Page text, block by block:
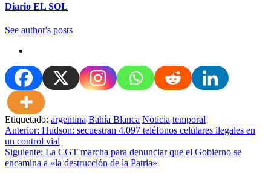
Diario EL SOL
See author's posts
Etiquetado: argentina Bahía Blanca Noticia temporal
Navegación
de
entradas
Anterior: Hudson: secuestran 4.097 teléfonos celulares ilegales en
un control vial
Siguiente: La CGT marcha para denunciar que el Gobierno se
encamina a «la destrucción de la Patria»